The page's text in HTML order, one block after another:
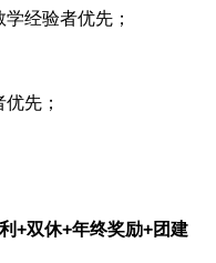
经验者优先；
先；
+双休+年终奖励+团建